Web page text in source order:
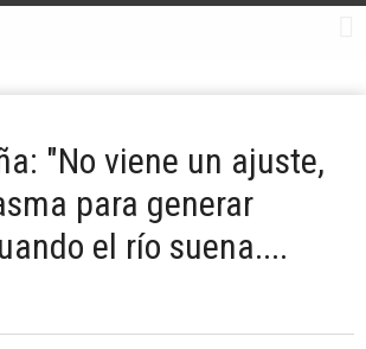
"No viene un ajuste,
para generar
el río suena....